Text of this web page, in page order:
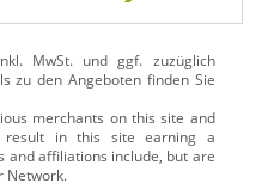
MwSt. und ggf. zuzüglich
zu den Angeboten finden Sie